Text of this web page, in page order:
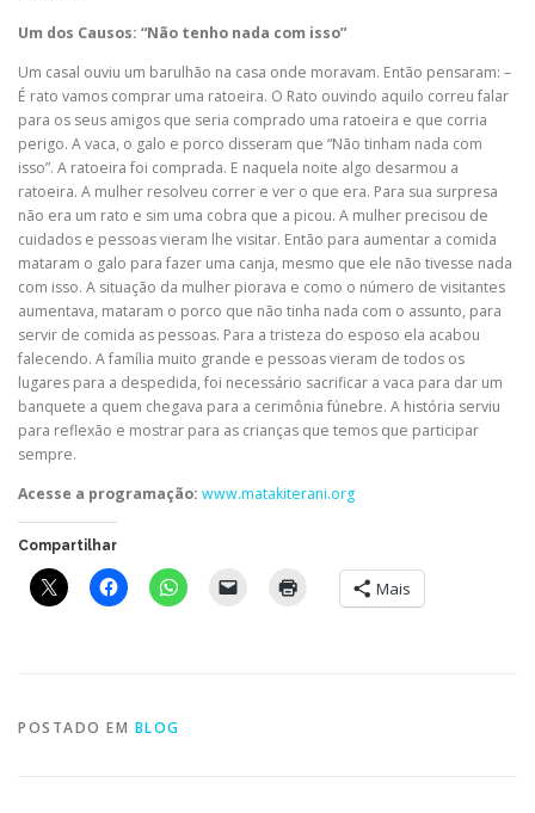
Um dos Causos: “Não tenho nada com isso”
Um casal ouviu um barulhão na casa onde moravam. Então pensaram: –
É rato vamos comprar uma ratoeira. O Rato ouvindo aquilo correu falar
para os seus amigos que seria comprado uma ratoeira e que corria
perigo. A vaca, o galo e porco disseram que “Não tinham nada com
isso”. A ratoeira foi comprada. E naquela noite algo desarmou a
ratoeira. A mulher resolveu correr e ver o que era. Para sua surpresa
não era um rato e sim uma cobra que a picou. A mulher precisou de
cuidados e pessoas vieram lhe visitar. Então para aumentar a comida
mataram o galo para fazer uma canja, mesmo que ele não tivesse nada
com isso. A situação da mulher piorava e como o número de visitantes
aumentava, mataram o porco que não tinha nada com o assunto, para
servir de comida as pessoas. Para a tristeza do esposo ela acabou
falecendo. A família muito grande e pessoas vieram de todos os
lugares para a despedida, foi necessário sacrificar a vaca para dar um
banquete a quem chegava para a cerimônia fúnebre. A história serviu
para reflexão e mostrar para as crianças que temos que participar
sempre.
Acesse a programação: www.matakiterani.org
Compartilhar
Mais
POSTADO EM BLOG